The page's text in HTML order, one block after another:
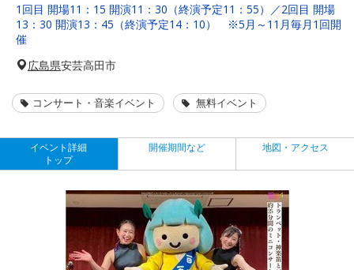
1回目 開場11：15 開演11：30（終演予定11：55）／2回目 開場
13：30 開演13：45（終演予定14：10） ※5月～11月毎月1回開
催
広島県安芸高田市
コンサート・音楽イベント 無料イベント
イベント詳細
トップ
開催期間など 地図・アクセス